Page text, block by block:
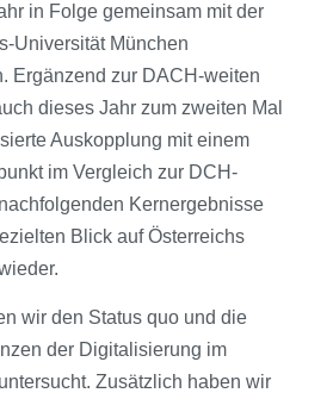
in Folge gemeinsam mit der
Universität München
Ergänzend zur DACH-weiten
dieses Jahr zum zweiten Mal
Auskopplung mit einem
im Vergleich zur DCH-
Kernergebnisse
Blick auf Österreichs
wir den Status quo und die
der Digitalisierung im
Zusätzlich haben wir